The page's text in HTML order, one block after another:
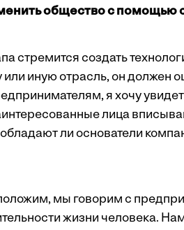
общество с помощью
стремится создать
иную отрасль, он должен
я хочу
лица
ли основатели
мы говорим с
жизни человека.